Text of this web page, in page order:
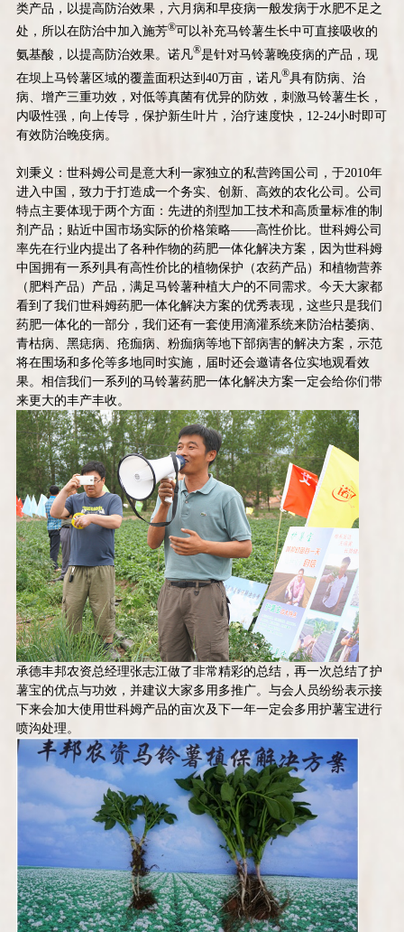
类产品，以提高防治效果，六月病和早疫病一般发病于水肥不足之
处，所以在防治中加入施芳®可以补充马铃薯生长中可直接吸收的
氨基酸，以提高防治效果。诺凡®是针对马铃薯晚疫病的产品，现
在坝上马铃薯区域的覆盖面积达到40万亩，诺凡®具有防病、治
病、增产三重功效，对低等真菌有优异的防效，刺激马铃薯生长，
内吸性强，向上传导，保护新生叶片，治疗速度快，12-24小时即可
有效防治晚疫病。
刘秉义：世科姆公司是意大利一家独立的私营跨国公司，于2010年
进入中国，致力于打造成一个务实、创新、高效的农化公司。公司
特点主要体现于两个方面：先进的剂型加工技术和高质量标准的制
剂产品；贴近中国市场实际的价格策略——高性价比。世科姆公司
率先在行业内提出了各种作物的药肥一体化解决方案，因为世科姆
中国拥有一系列具有高性价比的植物保护（农药产品）和植物营养
（肥料产品）产品，满足马铃薯种植大户的不同需求。今天大家都
看到了我们世科姆药肥一体化解决方案的优秀表现，这些只是我们
药肥一体化的一部分，我们还有一套使用滴灌系统来防治枯萎病、
青枯病、黑痣病、疮痂病、粉痂病等地下部病害的解决方案，示范
将在围场和多伦等多地同时实施，届时还会邀请各位实地观看效
果。相信我们一系列的马铃薯药肥一体化解决方案一定会给你们带
来更大的丰产丰收。
承德丰邦农资总经理张志江做了非常精彩的总结，再一次总结了护
薯宝的优点与功效，并建议大家多用多推广。与会人员纷纷表示接
下来会加大使用世科姆产品的亩次及下一年一定会多用护薯宝进行
喷沟处理。